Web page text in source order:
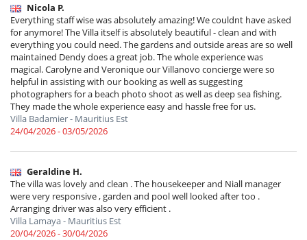
Nicola P.
Everything staff wise was absolutely amazing! We couldnt have asked
for anymore! The Villa itself is absolutely beautiful - clean and with
everything you could need. The gardens and outside areas are so well
maintained Dendy does a great job. The whole experience was
magical. Carolyne and Veronique our Villanovo concierge were so
helpful in assisting with our booking as well as suggesting
photographers for a beach photo shoot as well as deep sea fishing.
They made the whole experience easy and hassle free for us.
Villa Badamier - Mauritius Est
24/04/2026 - 03/05/2026
Geraldine H.
The villa was lovely and clean . The housekeeper and Niall manager
were very responsive , garden and pool well looked after too .
Arranging driver was also very efficient .
Villa Lamaya - Mauritius Est
20/04/2026 - 30/04/2026